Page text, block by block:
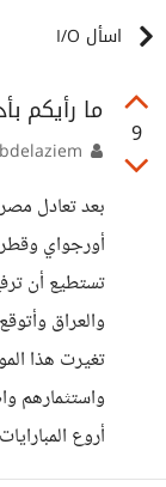
اسأل I/O
9
ما رأيكم
بعد تعادل
أورجواي
تستطيع أن
والعراق
تغيرت هذا
واستثمارهم
أروع